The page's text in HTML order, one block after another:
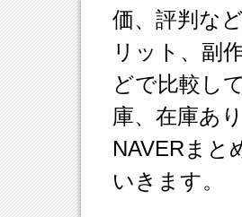
価、評判な
リット、副
どで比較し
庫、在庫あ
NAVERまと
いきます。